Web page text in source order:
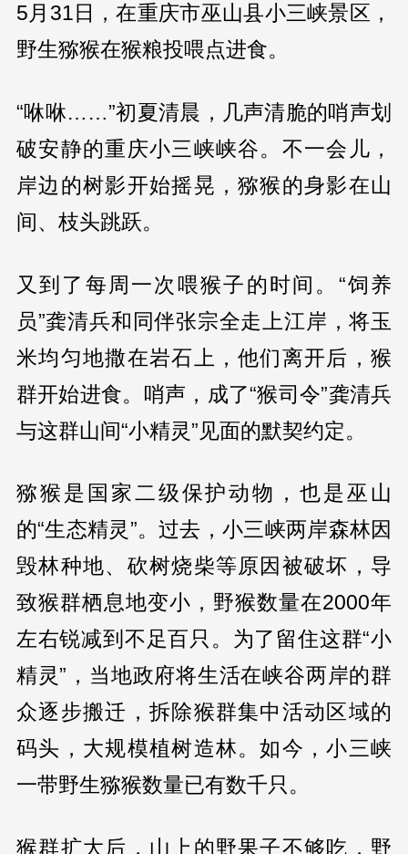
5月31日，在重庆市巫山县小三峡景区，
野生猕猴在猴粮投喂点进食。
“咻咻……”初夏清晨，几声清脆的哨声划
破安静的重庆小三峡峡谷。不一会儿，
岸边的树影开始摇晃，猕猴的身影在山
间、枝头跳跃。
又到了每周一次喂猴子的时间。“饲养
员”龚清兵和同伴张宗全走上江岸，将玉
米均匀地撒在岩石上，他们离开后，猴
群开始进食。哨声，成了“猴司令”龚清兵
与这群山间“小精灵”见面的默契约定。
猕猴是国家二级保护动物，也是巫山
的“生态精灵”。过去，小三峡两岸森林因
毁林种地、砍树烧柴等原因被破坏，导
致猴群栖息地变小，野猴数量在2000年
左右锐减到不足百只。为了留住这群“小
精灵”，当地政府将生活在峡谷两岸的群
众逐步搬迁，拆除猴群集中活动区域的
码头，大规模植树造林。如今，小三峡
一带野生猕猴数量已有数千只。
猴群扩大后，山上的野果子不够吃，野